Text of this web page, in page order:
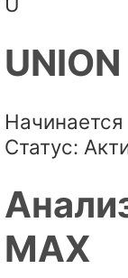
Начинается
Статус:
MAX